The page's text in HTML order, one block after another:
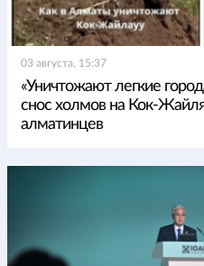
03 августа, 15:37
«Уничтожают легкие
снос холмов на Кок-
алматинцев